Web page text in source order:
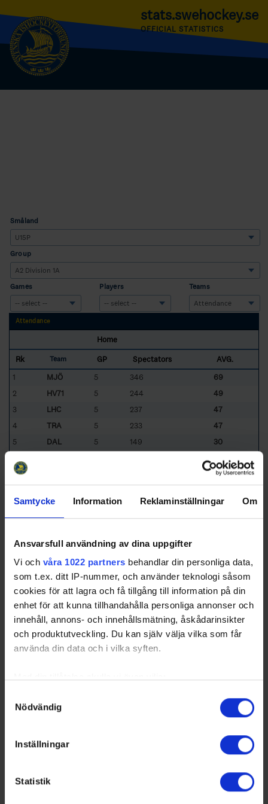
Samtycke Information Reklaminställningar Om
Ansvarsfull användning av dina uppgifter
Vi och våra 1022 partners behandlar din personliga data,
som t.ex. ditt IP-nummer, och använder teknologi såsom
cookies för att lagra och få tillgång till information på din
enhet för att kunna tillhandahålla personliga annonser och
innehåll, annons- och innehållsmätning, åskådarinsikter
och produktutveckling. Du kan själv välja vilka som får
använda din data och i vilka syften.
kan ha en noggrannhet på upp till flera meter
Du kan ändra eller dra tillbaka ditt samtycke när som
Nödvändig
Inställningar
Statistik
stats.swehockey.se
OFFICIAL STATISTICS
Småland
Group
Games Players Teams
Attendance
Home
Rk Team GP Spectators
AVG.
1
MJÖ 5 346
69
2
HV71 5 244
49
3
LHC 5 237
47
4
TRA 5 233
47
5
DAL 5 149
30
In total: 44
HV71- HV 71 LHC- Linköping HC
Swehockey – Svenska Ishockeyförbundets officiella app
Swehockey ger dig tillgång till nyheter, livebevakning
och statistik för samtliga ishockeyserier som spelas i
Sverige. Du kan följa dina favoritserier och lägga upp
egna favoritlag i appen. För dina favoritlag kan du
periodpaus m.m.
Swehockey ger dig:
Ishockeyförbundet
Spelarstatistik